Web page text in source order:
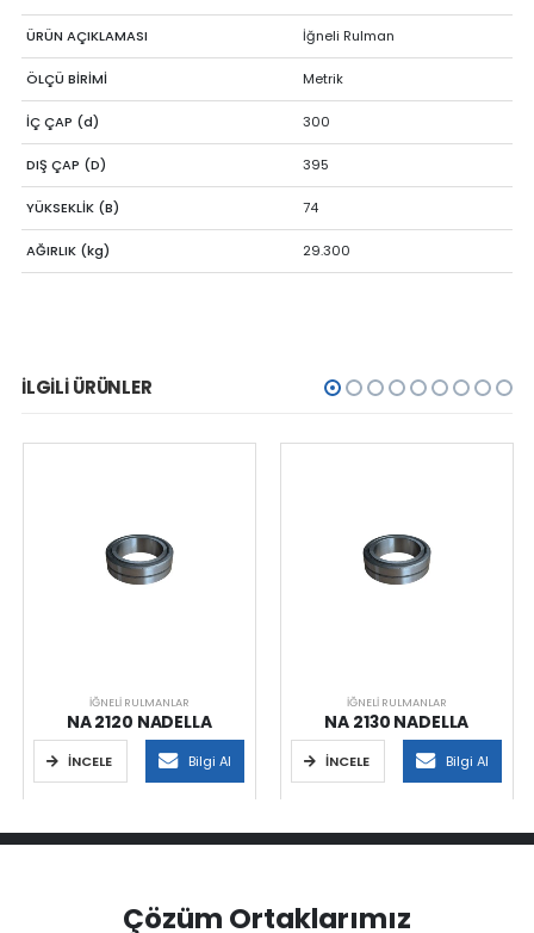
ÜRÜN AÇIKLAMASI İğneli Rulman
ÖLÇÜ BİRİMİ Metrik
İÇ ÇAP (d) 300
DIŞ ÇAP (D) 395
YÜKSEKLİK (B) 74
AĞIRLIK (kg) 29.300
İLGILI ÜRÜNLER
İĞNELI RULMANLAR
NA 2120 NADELLA
İNCELE Bilgi Al
İĞNELI RULMANLAR
NA 2130 NADELLA
İNCELE Bilgi Al
Çözüm Ortaklarımız